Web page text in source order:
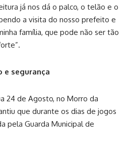
já nos dá o palco, o telão e o
a visita do nosso prefeito e
família, que pode não ser tão
e segurança
24 de Agosto, no Morro da
que durante os dias de jogos
pela Guarda Municipal de